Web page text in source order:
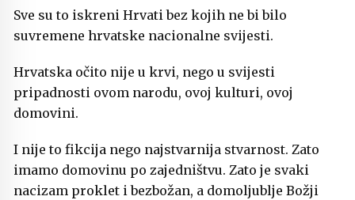
Sve su to iskreni Hrvati bez kojih ne bi bilo
suvremene hrvatske nacionalne svijesti.
Hrvatska očito nije u krvi, nego u svijesti
pripadnosti ovom narodu, ovoj kulturi, ovoj
domovini.
I nije to fikcija nego najstvarnija stvarnost. Zato
imamo domovinu po zajedništvu. Zato je svaki
nacizam proklet i bezbožan, a domoljublje Božji